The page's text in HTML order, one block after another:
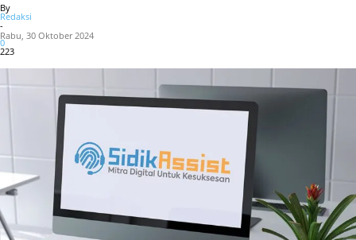
By
Redaksi
-
Rabu, 30 Oktober 2024
0
223